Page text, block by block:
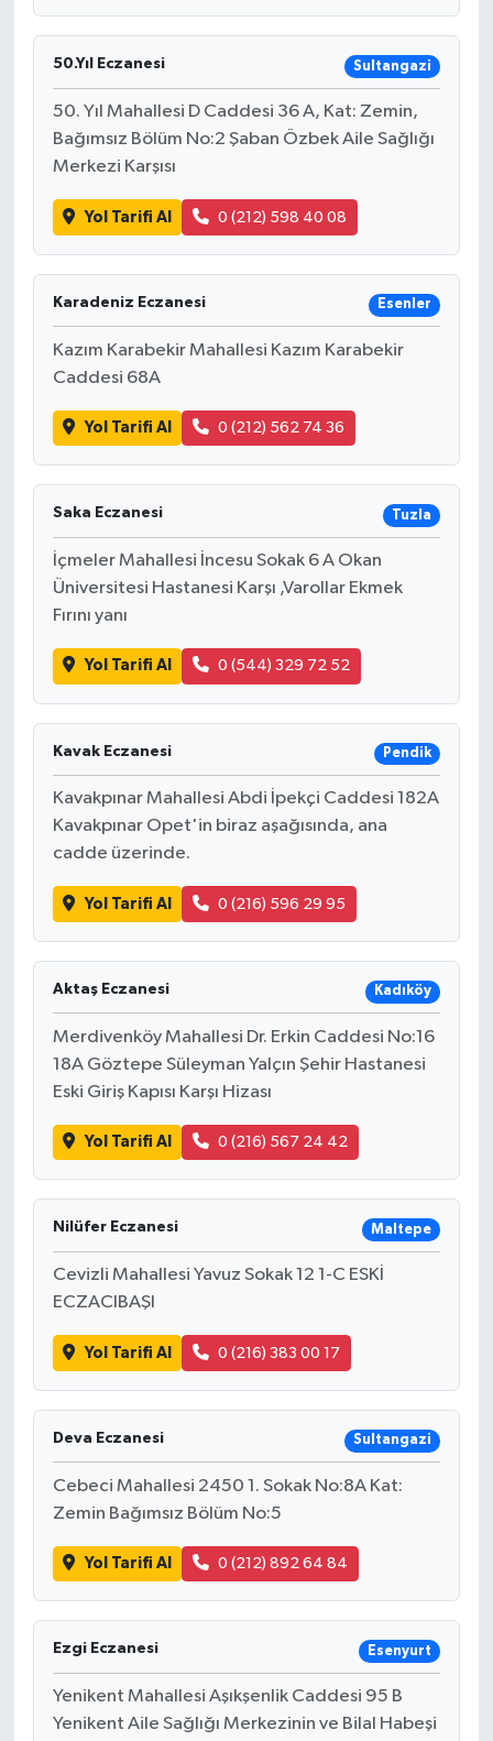
50.Yıl Eczanesi Sultangazi
50. Yıl Mahallesi D Caddesi 36 A, Kat: Zemin,
Bağımsız Bölüm No:2 Şaban Özbek Aile Sağlığı
Merkezi Karşısı
Yol Tarifi Al 0 (212) 598 40 08
Karadeniz Eczanesi Esenler
Kazım Karabekir Mahallesi Kazım Karabekir
Caddesi 68A
Yol Tarifi Al 0 (212) 562 74 36
Saka Eczanesi Tuzla
İçmeler Mahallesi İncesu Sokak 6 A Okan
Üniversitesi Hastanesi Karşı ,Varollar Ekmek
Fırını yanı
Yol Tarifi Al 0 (544) 329 72 52
Kavak Eczanesi Pendik
Kavakpınar Mahallesi Abdi İpekçi Caddesi 182A
Kavakpınar Opet'in biraz aşağısında, ana
cadde üzerinde.
Yol Tarifi Al 0 (216) 596 29 95
Aktaş Eczanesi Kadıköy
Merdivenköy Mahallesi Dr. Erkin Caddesi No:16
18A Göztepe Süleyman Yalçın Şehir Hastanesi
Eski Giriş Kapısı Karşı Hizası
Yol Tarifi Al 0 (216) 567 24 42
Nilüfer Eczanesi Maltepe
Cevizli Mahallesi Yavuz Sokak 12 1-C ESKİ
ECZACIBAŞI
Yol Tarifi Al 0 (216) 383 00 17
Deva Eczanesi Sultangazi
Cebeci Mahallesi 2450 1. Sokak No:8A Kat:
Zemin Bağımsız Bölüm No:5
Yol Tarifi Al 0 (212) 892 64 84
Ezgi Eczanesi Esenyurt
Yenikent Mahallesi Aşıkşenlik Caddesi 95 B
Yenikent Aile Sağlığı Merkezinin ve Bilal Habeşi